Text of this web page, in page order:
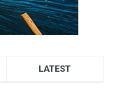
LATEST